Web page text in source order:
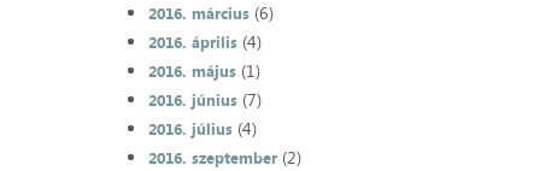
2016. március(6)
2016. április(4)
2016. május(1)
2016. június(7)
2016. július(4)
2016. szeptember(2)